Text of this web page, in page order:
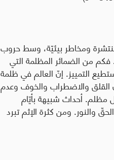
ومخاطر بيئيّة، وسط حروب
من الضمائر المظلمة التي
شرًّا، والظلام نورًا والنور ظلامًا (أش 5: 25). فلا نستطيع التمييز. إنّ العالم في ظلمة
القلق والاضطراب والخوف وعدم
مظلم. أحداث شبيهة بأيّام
والنور. ومن كثرة الإثم تبرد